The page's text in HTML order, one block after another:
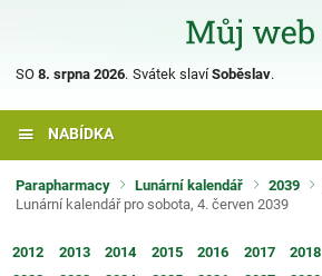
SO 8. srpna 2026. Svátek slavíSoběslav.
NABÍDKA
Parapharmacy Lunární kalendář 2039
Lunární kalendář pro sobota, 4. červen 2039
2012 2013 2014 2015 2016 2017 2018